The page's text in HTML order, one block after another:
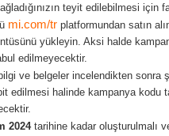
teyit edilebilmesi için
mi.com/tr platformundan satın
yükleyin. Aksi halde
edilmeyecektir.
ve belgeler incelendikten sonra
edilmesi halinde kampanya kodu
2024tarihine kadar oluşturulmalı